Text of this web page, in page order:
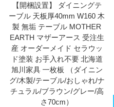
【開梱設置】 ダイニングテ
ーブル 天板厚40mm W160 木
製 無垢 テーブル MOTHER
EARTH マザーアース 受注生
産 オーダーメイド セラウッ
ド塗装 お手入れ不要 北海道
旭川家具 一枚板 （ダイニン
グ/木製/テーブル/おしゃれ/ナ
チュラル/ブラウン/グレー/高
さ70cm）